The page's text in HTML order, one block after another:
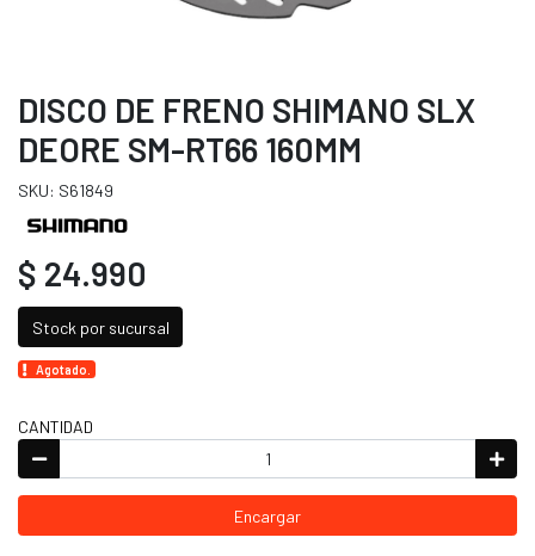
DISCO DE FRENO SHIMANO SLX
DEORE SM-RT66 160MM
SKU: S61849
$ 24.990
Stock por sucursal
Agotado.
CANTIDAD
Encargar